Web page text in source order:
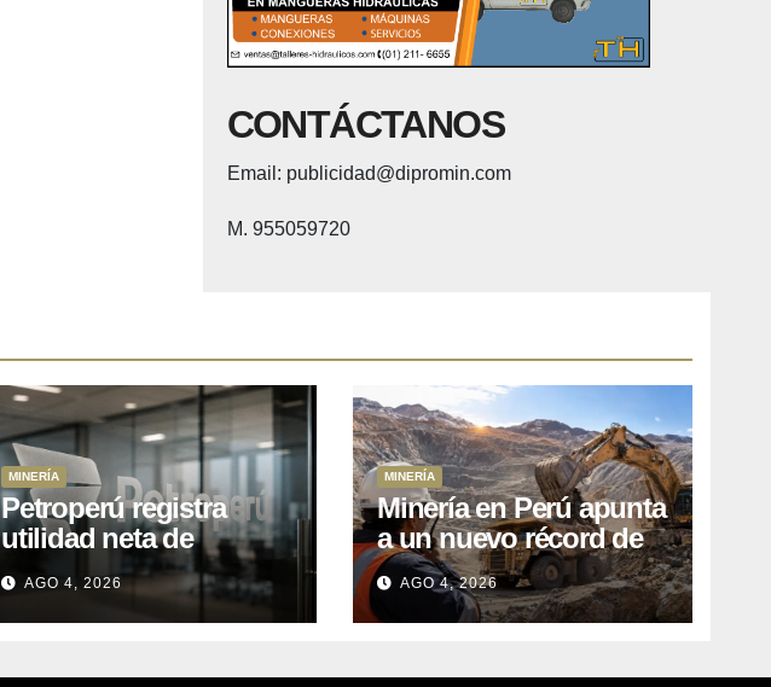
CONTÁCTANOS
Email: publicidad@dipromin.com
M. 955059720
MINERÍA
Petroperú registra
utilidad neta de
US$121 millones al
cierre del primer
semestre 2026
AGO 4, 2026
MINERÍA
Minería en Perú apunta
a un nuevo récord de
inversiones: crecen los
petitorios y el FMI insta
a destrabar proyectos
AGO 4, 2026